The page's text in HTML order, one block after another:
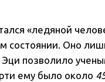
«ледяной
состоянии. Оно
позволило
ему было около